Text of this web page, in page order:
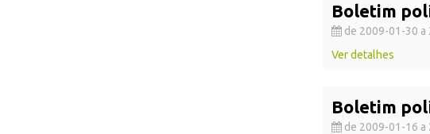
Boletim
de 2009-01-30 a
Ver detalhes
Boletim
de 2009-01-16 a